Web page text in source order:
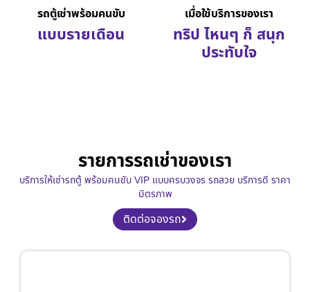
รถตู้เช่าพร้อมคนขับ
แบบรายเดือน
เมื่อใช้บริการของเรา
ทริป ไหนๆ ก็ สนุก
ประทับใจ
รายการรถเช่าของเรา
บริการให้เช่ารถตู้ พร้อมคนขับ VIP แบบครบวงจร รถสวย บริการดี ราคา
มิตรภาพ
ติดต่อจองรถ